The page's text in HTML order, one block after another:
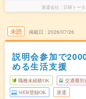
派遣会社 日研トー
未読 掲載日 2026/07/26
説明会参加で
める生活支援
職種未経験OK 交通費別
WEB登録OK 派遣